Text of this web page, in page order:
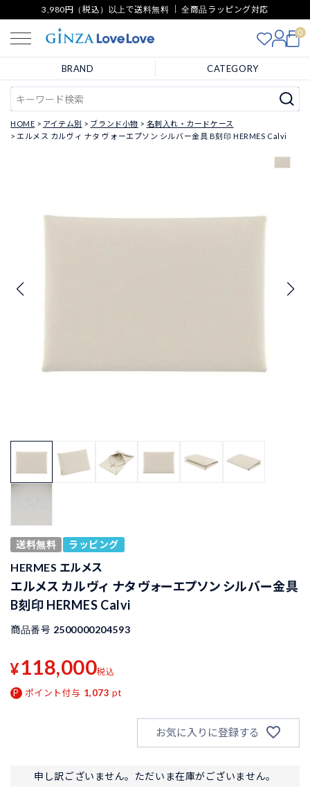
3,980円（税込）以上で送料無料 ｜ 全商品ラッピング対応
0
BRAND CATEGORY
HOME アイテム別 ブランド小物
名刺入れ・カードケース
エルメス カルヴィ ナタ ヴォーエプソン シルバー金具 B刻印 HERMES Calvi
送料無料 ラッピング
HERMES エルメス
エルメス カルヴィ ナタ ヴォーエプソン シルバー金具
B刻印 HERMES Calvi
商品番号 2500000204593
¥118,000税込
ポイント付与 1,073 pt
お気に入りに登録する
申し訳ございません。ただいま在庫がございません。